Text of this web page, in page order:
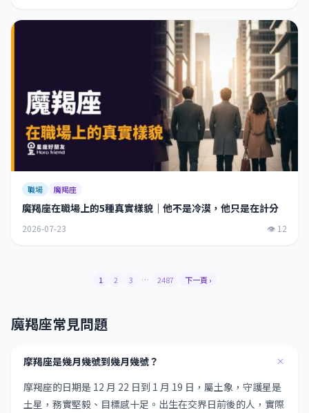
職場 魔羯座
魔羯座在職場上的5種真實樣貌｜他不是冷漠，他只是在計分
2026-07-23 👁 12
1 2 3 … 2487 下一頁 ›
魔羯座常見問題
摩羯座是幾月幾號到幾月幾號？ ＋
摩羯座的日期是 12 月 22 日到 1 月 19 日，屬土象，守護星是
土星，務實堅毅、目標感十足。出生在交界日前後的人，實際